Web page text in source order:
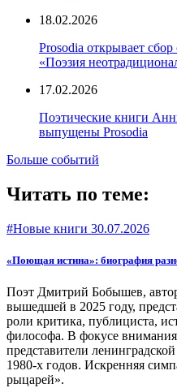
18.02.2026
Prosodia открывает сбор
«Поэзия
17.02.2026
Поэтические книги
выпущены Prosodia
Больше событий
Читать по теме:
#Новые книги 30.07.2026
«Поющая истина»: биография
Поэт Дмитрий Бобышев,
вышедшей в 2025 году,
роли критика, публициста,
философа. В фокусе внимания
представители
1980-х годов. Искренняя
рыцарей».